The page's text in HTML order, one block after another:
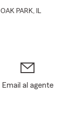
OAK PARK, IL
Email al agente